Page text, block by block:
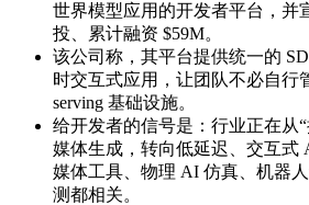
世界模型应用的开发者平台，并
投、累计融资 $59M。
该公司称，其平台提供统一的
时交互式应用，让团队不必自行
serving 基础设施。
给开发者的信号是：行业正在从
媒体生成，转向低延迟、交互式
媒体工具、物理 AI 仿真、机器
测都相关。